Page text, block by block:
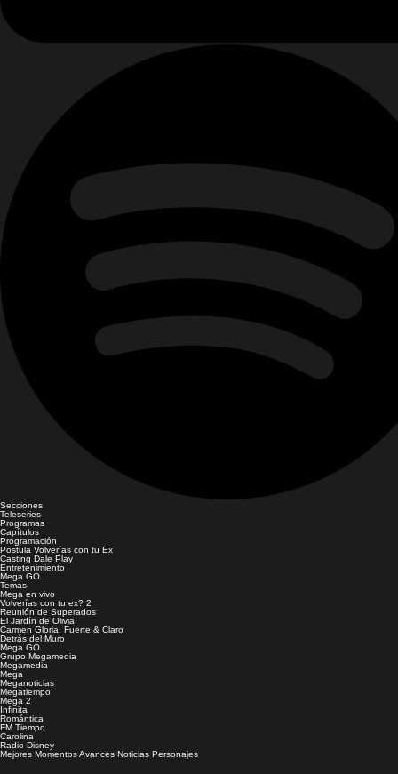
Secciones
Teleseries
Programas
Capítulos
Programación
Postula Volverías con tu Ex
Casting Dale Play
Entretenimiento
Mega GO
Temas
Mega en vivo
Volverías con tu ex? 2
Reunión de Superados
El Jardín de Olivia
Carmen Gloria, Fuerte & Claro
Detrás del Muro
Mega GO
Grupo Megamedia
Megamedia
Mega
Meganoticias
Megatiempo
Mega 2
Infinita
Romántica
FM Tiempo
Carolina
Radio Disney
Mejores MomentosAvances Noticias Personajes